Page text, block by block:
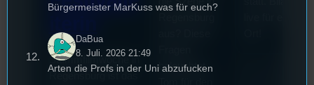
Die
Stummfilmwoche in
beleuchtet
Bürgermeister MarKuss was für euch?
DaBua
8. Juli. 2026 21:49
Arten die Profs in der Uni abzufucken